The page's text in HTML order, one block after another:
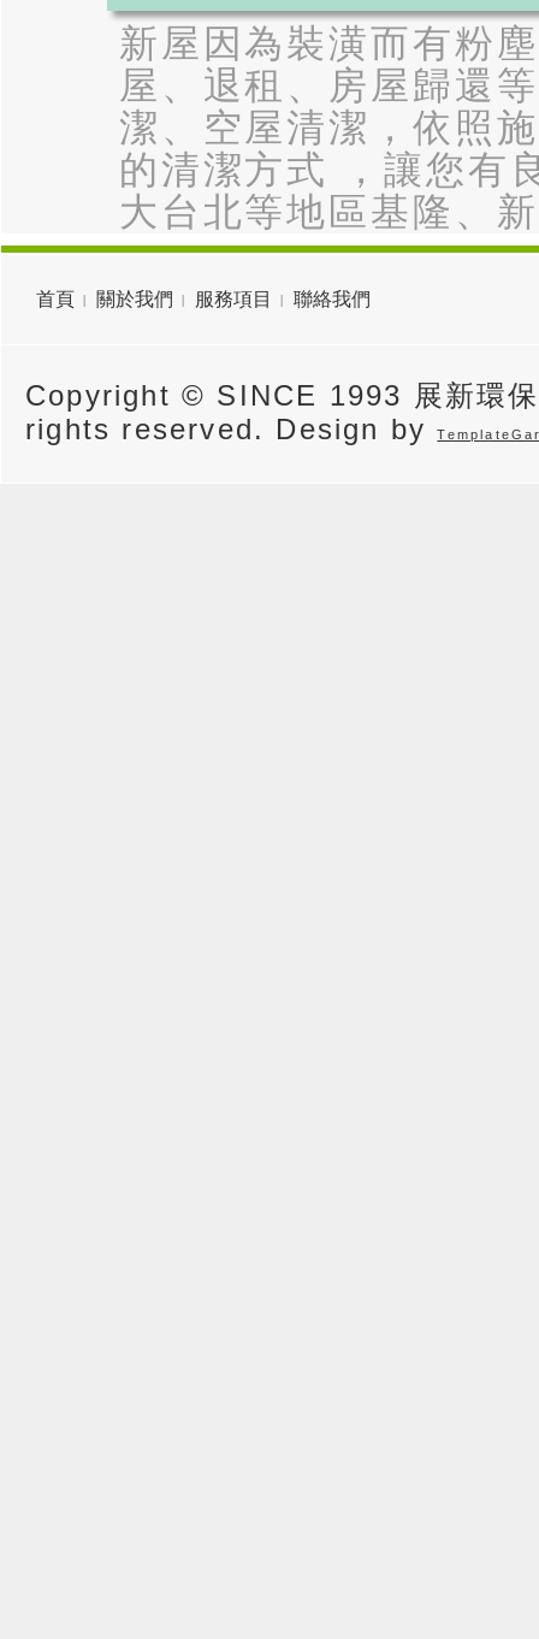
新屋因為裝潢而有粉
屋、退租、房屋歸還
潔、空屋清潔，依照
的清潔方式 ，讓您有
大台北等地區基隆、
首頁 關於我們 服務項目 聯絡我們
Copyright © SINCE 1993 展新環
rights reserved. Design by